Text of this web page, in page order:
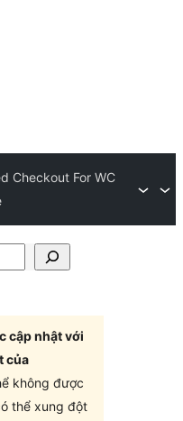
Checkout For WC
cập nhật với
của
không được
thể xung đột